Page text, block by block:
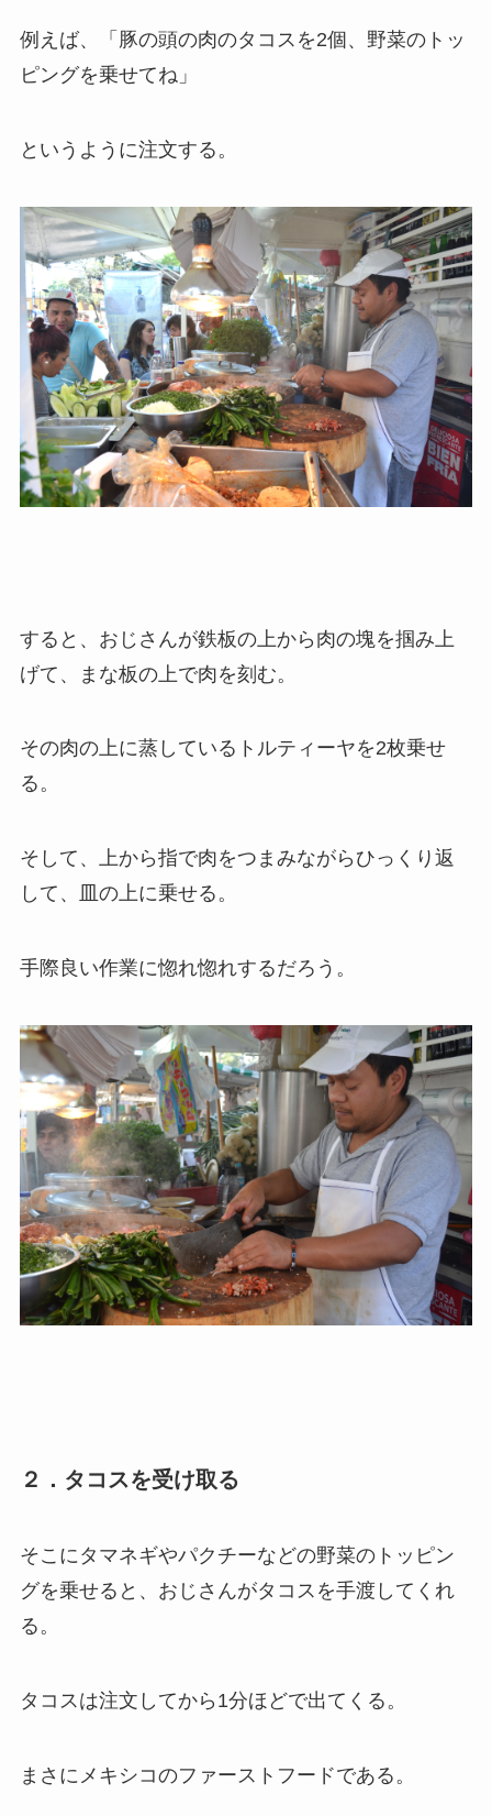
例えば、「豚の頭の肉のタコスを2個、野菜のトッ
ピングを乗せてね」
というように注文する。
すると、おじさんが鉄板の上から肉の塊を掴み上
げて、まな板の上で肉を刻む。
その肉の上に蒸しているトルティーヤを2枚乗せ
る。
そして、上から指で肉をつまみながらひっくり返
して、皿の上に乗せる。
手際良い作業に惚れ惚れするだろう。
２．タコスを受け取る
そこにタマネギやパクチーなどの野菜のトッピン
グを乗せると、おじさんがタコスを手渡してくれ
る。
タコスは注文してから1分ほどで出てくる。
まさにメキシコのファーストフードである。